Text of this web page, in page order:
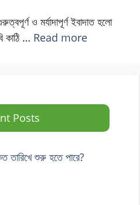
ও মর্যাদাপূর্ণ ইবাদাত হলো
কাঠি … Read more
Posts
তারিখে শুরু হতে পারে?